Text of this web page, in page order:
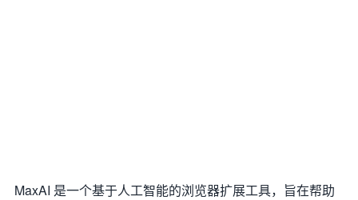
MaxAI 是一个基于人工智能的浏览器扩展工具，旨在帮助